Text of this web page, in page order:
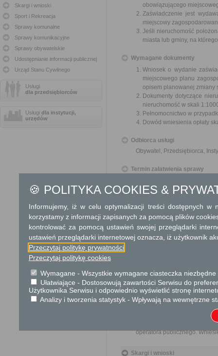
Skargi i wnioski
Sport i Rekreacja
Sprawy komunalne
Sprawy komunikacyjne
Sprawy obywatelskie
Udostępnianie informacji publicznej
Urząd Stanu Cywilnego
Usługi
dla przedsiębiorców
Usługi dla instytucji,
urzędów
obowiązującego
Zaświadczenie jest
miejscowy
Jeśli nieruchomość
miasta lub gminy, na
Wymagane dokumenty
Wniosek o wydanie
miejscowego planu
opisem planowanej zmiany
Dokumenty dotyczące
nieruchomość w skali
Pełnomocnictwo w
Dowód wniesienia opłaty
Odbiorca usługi
Obywatel, Przedsiębiorca,
Termin załatwienia sprawy
zaświadczenia o treści
Informacja
Dodatkowe
17 zł opłata skarbowa za
Tryb odwoławczy
Na odmowę wydania
się w terminie 7 dni od
O zachowaniu terminu
operatora publicznego.
Skargi i wnioski
🍪 POLITYKA COOKIES &
Informujemy, iż w celu optymalizacji treści dostępnych w
korzystamy z informacji zapisanych za pomocą plików
kontrolować za pomocą ustawień swojej przeglądarki
ustawień przeglądarki internetowej oznacza, iż użytkownik
Przeczytaj politykę prywatności
Przeczytaj politykę cookies
Wymagane - Wszystkie wymagane ciasteczka
Ułatwiające - Dostosowują zawartości Serwisu do
Użytkownika Serwisu i odpowiednio wyświetlić stronę
Analizy i tworzenia statystyk - Wpływają na wewnętrzne